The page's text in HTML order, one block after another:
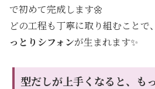
で初めて完成します🌼
どの工程も丁寧に取り組むことで、
っとりシフォンが生まれます✨
型だしが上手くなると、も